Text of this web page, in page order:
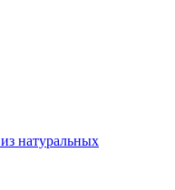
натуральных